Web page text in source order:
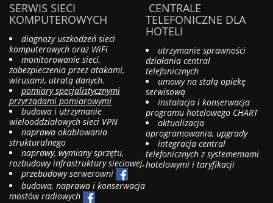
SERWIS SIECI
KOMPUTEROWYCH
diagnozy uszkodzeń sieci
komputerowych oraz WiFi
monitorowanie sieci,
zabezpieczenia przez atakami,
wirusami, utratą danych.
pomiary specjalistycznymi
przyrządami pomiarowymi
budowa i utrzymanie
wielooddziałowych sieci VPN
naprawa okablowania
strukturalnego
naprawy, wymiany sprzętu,
rozbudowy infrastruktury sieciowej.
przebudowy serwerowni
budowa, naprawa i konserwacja
mostów radiowych
CENTRALE
TELEFONICZNE DLA
HOTELI
utrzymanie sprawności
działania central
telefonicznych
umowy na stałą opiekę
serwisową
instalacja i konserwacja
programu hotelowego CHART
aktualizacja
oprogramowania, upgrady
integracja central
telefonicznych z systememami
hotelowymi i taryfikacji